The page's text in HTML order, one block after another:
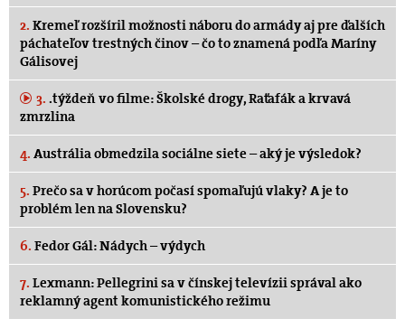
2. Kremeľ rozšíril možnosti náboru do armády aj pre ďalších
páchateľov trestných činov – čo to znamená podľa Maríny
Gálisovej
3. .týždeň vo filme: Školské drogy, Raťafák a krvavá
zmrzlina
4. Austrália obmedzila sociálne siete – aký je výsledok?
5. Prečo sa v horúcom počasí spomaľujú vlaky? A je to
problém len na Slovensku?
6. Fedor Gál: Nádych – výdych
7. Lexmann: Pellegrini sa v čínskej televízii správal ako
reklamný agent komunistického režimu